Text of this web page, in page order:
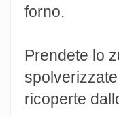
forno.
Prendete lo
ricoperte